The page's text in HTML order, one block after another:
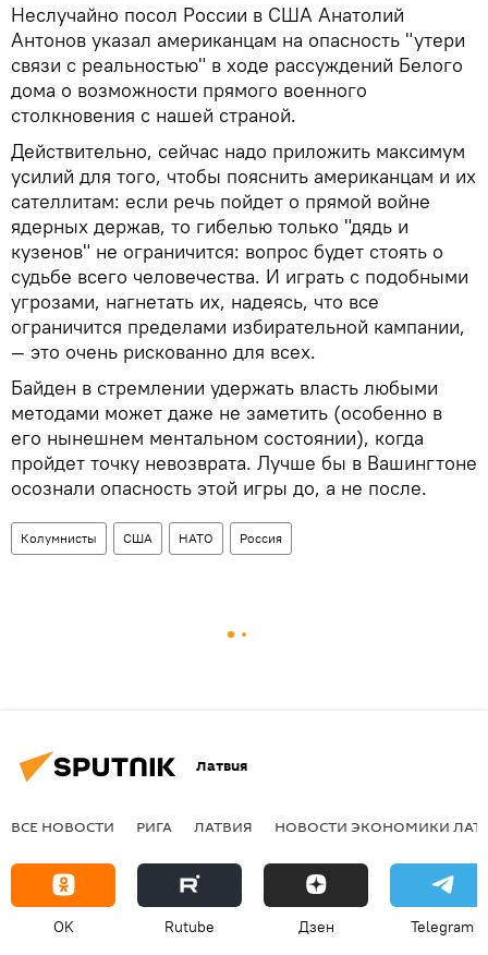
Неслучайно посол России в США Анатолий
Антонов указал американцам на опасность "утери
связи с реальностью" в ходе рассуждений Белого
дома о возможности прямого военного
столкновения с нашей страной.
Действительно, сейчас надо приложить максимум
усилий для того, чтобы пояснить американцам и их
сателлитам: если речь пойдет о прямой войне
ядерных держав, то гибелью только "дядь и
кузенов" не ограничится: вопрос будет стоять о
судьбе всего человечества. И играть с подобными
угрозами, нагнетать их, надеясь, что все
ограничится пределами избирательной кампании,
— это очень рискованно для всех.
Байден в стремлении удержать власть любыми
методами может даже не заметить (особенно в
его нынешнем ментальном состоянии), когда
пройдет точку невозврата. Лучше бы в Вашингтоне
осознали опасность этой игры до, а не после.
Колумнисты США НАТО Россия
Латвия
ВСЕ НОВОСТИ РИГА ЛАТВИЯ НОВОСТИ ЭКОНОМИКИ
OK Rutube Дзен Telegram